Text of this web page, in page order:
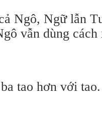
Ngô, Ngữ lẫn
vẫn dùng
tao hơn với tao.